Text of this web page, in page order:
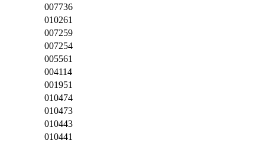
007736
010261
007259
007254
005561
004114
001951
010474
010473
010443
010441